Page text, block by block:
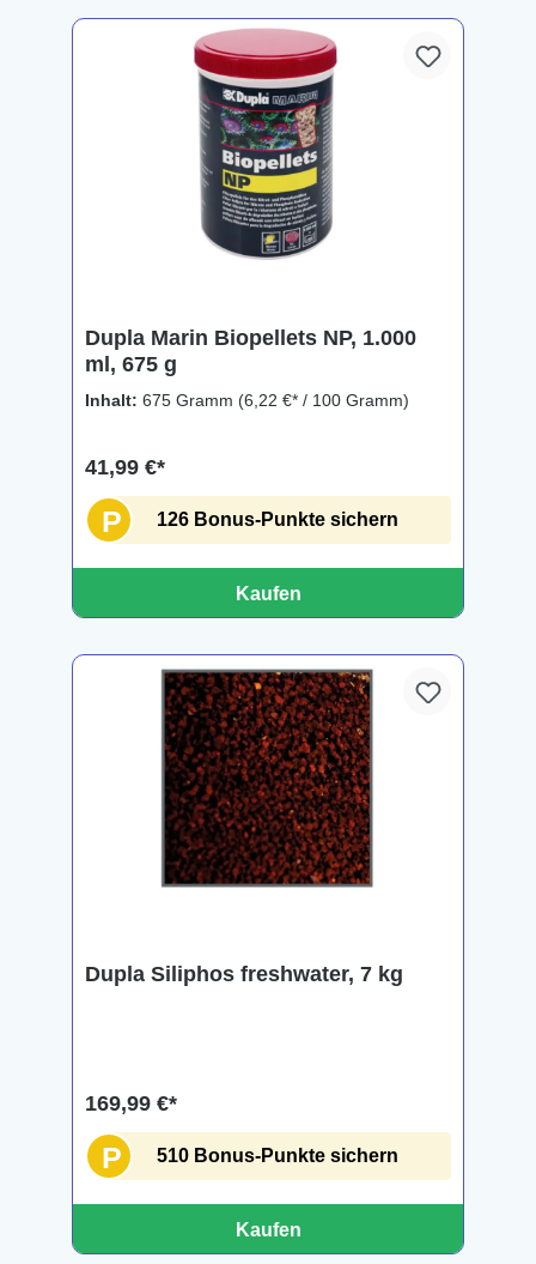
Dupla Marin Biopellets NP, 1.000
ml, 675 g
Inhalt: 675 Gramm (6,22 €* / 100 Gramm)
41,99 €*
P 126 Bonus-Punkte sichern
Kaufen
Dupla Siliphos freshwater, 7 kg
169,99 €*
P 510 Bonus-Punkte sichern
Kaufen